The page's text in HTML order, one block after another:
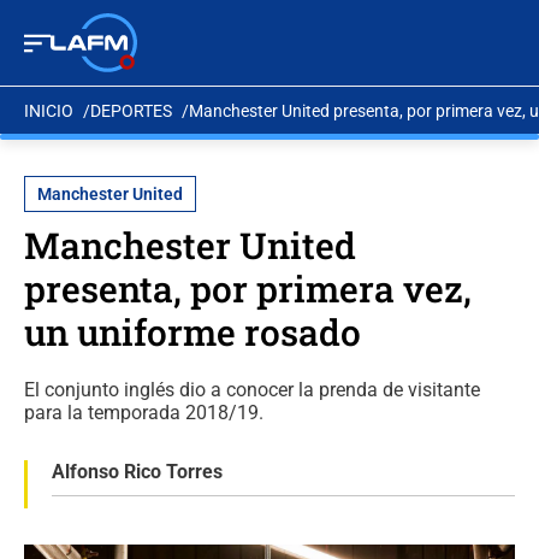
INICIO DEPORTES Manchester United presenta, por primera vez,
Manchester United
Manchester United
presenta, por primera vez,
un uniforme rosado
El conjunto inglés dio a conocer la prenda de visitante
para la temporada 2018/19.
Alfonso Rico Torres